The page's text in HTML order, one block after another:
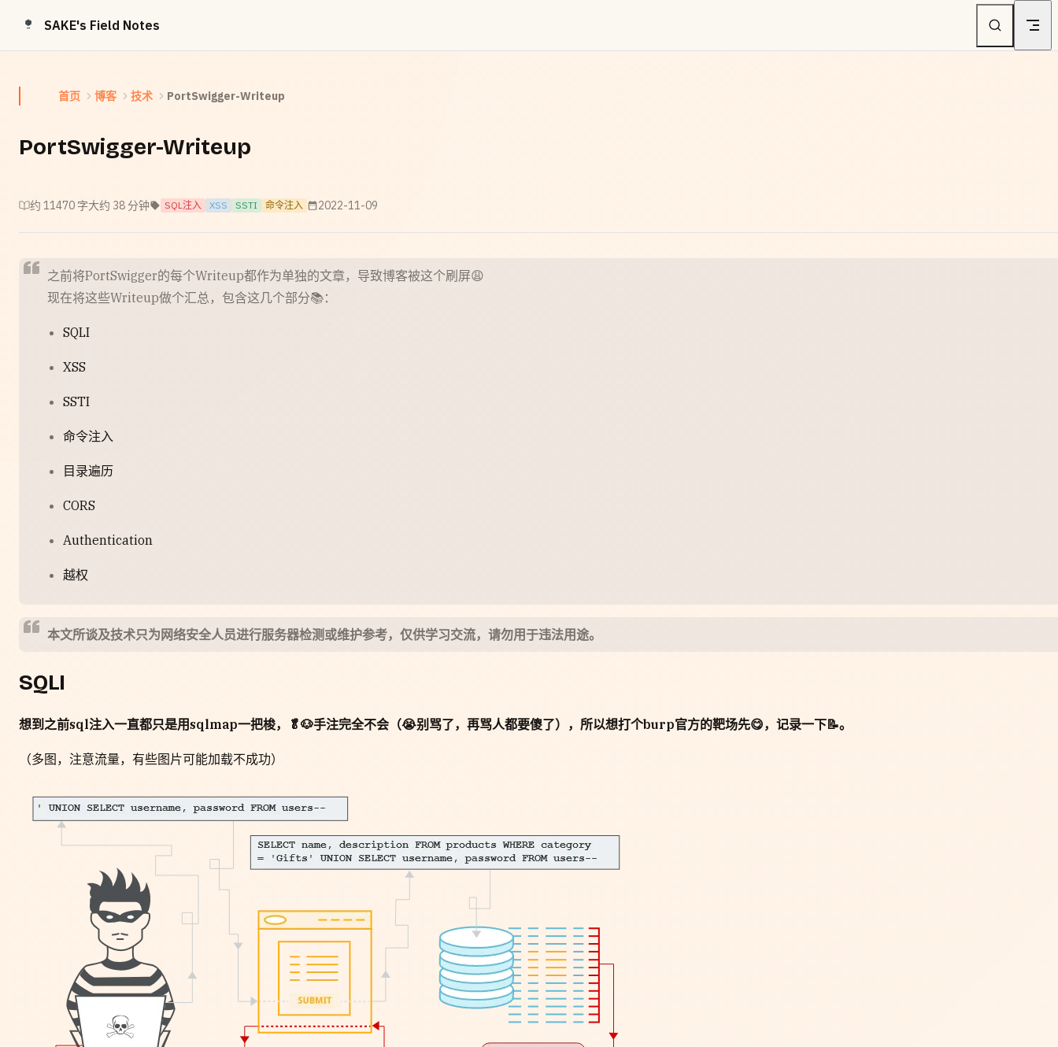
Skip to content
SAKE's Field Notes
首页 博客 技术 PortSwigger-Writeup
PortSwigger-Writeup
约 11470 字大约 38 分钟 SQL注入 XSS SSTI 命令注入 2022-11-09
之前将PortSwigger的每个Writeup都作为单独的文章，导致博客被这个刷屏😩
现在将这些Writeup做个汇总，包含这几个部分📚：
SQLI
XSS
SSTI
命令注入
目录遍历
CORS
Authentication
越权
本文所谈及技术只为网络安全人员进行服务器检测或维护参考，仅供学习交流，请勿用于违法用途。
SQLI
想到之前sql注入一直都只是用sqlmap一把梭，🥬🐶手注完全不会（😭别骂了，再骂人都要傻了），所以想打个burp官方的靶场先😋，记录一下📝。
（多图，注意流量，有些图片可能加载不成功）